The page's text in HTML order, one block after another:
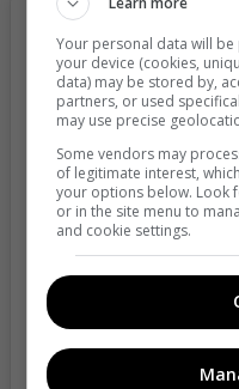
Your personal data will
your device (cookies,
data) may be stored by,
partners, or used
may use precise
Some vendors may
of legitimate interest,
your options below. Look
or in the site menu to
and cookie settings.